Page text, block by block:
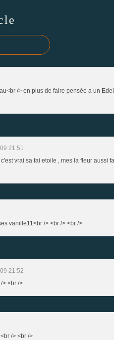
/> en plus de faire pensée a un
21:51
vrai sa fai etoile , mes la fleur aussi
vanille11<br /> <br /> <br />
21:52
> <br />
/> <br />